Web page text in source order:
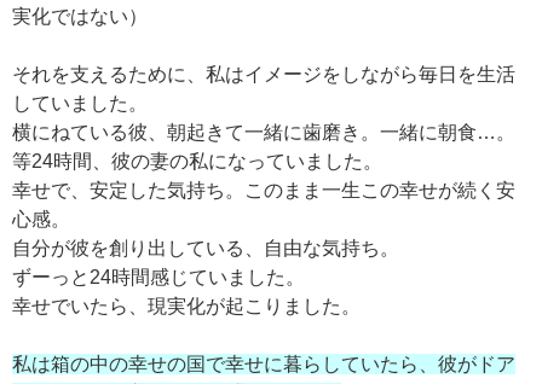
実化ではない）
それを支えるために、私はイメージをしながら毎日を生活
していました。
横にねている彼、朝起きて一緒に歯磨き。一緒に朝食…。
等24時間、彼の妻の私になっていました。
幸せで、安定した気持ち。このまま一生この幸せが続く安
心感。
自分が彼を創り出している、自由な気持ち。
ずーっと24時間感じていました。
幸せでいたら、現実化が起こりました。
私は箱の中の幸せの国で幸せに暮らしていたら、彼がドア